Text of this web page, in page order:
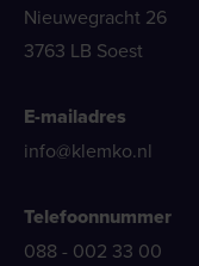
Nieuwegracht 26
3763 LB Soest
E-mailadres
info@klemko.nl
Telefoonnummer
088 - 002 33 00